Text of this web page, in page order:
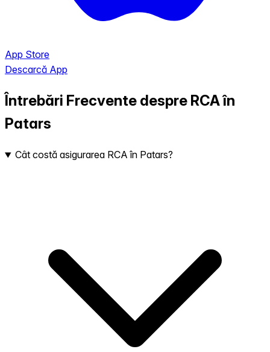
App Store
Descarcă App
Întrebări Frecvente despre RCA în
Patars
Cât costă asigurarea RCA în Patars?